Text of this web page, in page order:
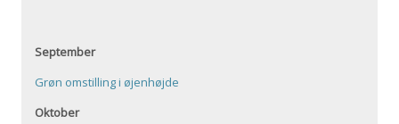
September
Grøn omstilling i øjenhøjde
Oktober